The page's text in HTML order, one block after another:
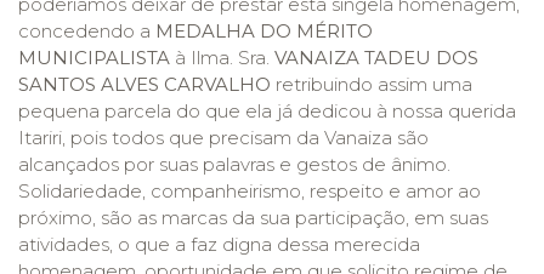
concedendo a MEDALHA DO MÉRITO
MUNICIPALISTA à Ilma. Sra. VANAIZA TADEU DOS
SANTOS ALVES CARVALHO retribuindo assim uma
pequena parcela do que ela já dedicou à nossa querida
Itariri, pois todos que precisam da Vanaiza são
alcançados por suas palavras e gestos de ânimo.
Solidariedade, companheirismo, respeito e amor ao
próximo, são as marcas da sua participação, em suas
atividades, o que a faz digna dessa merecida